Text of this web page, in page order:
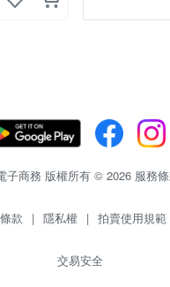
子商務 版權所有 © 2026 服務
款 | 隱私權 | 拍賣使用規範
交易安全